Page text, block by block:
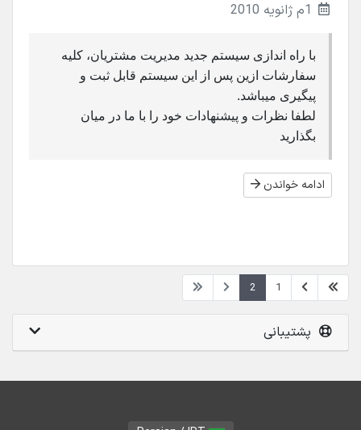
با راه اندازی سیستم جدید مدیریت مشتریان، کلیه
سفارشات ازین پس از این سیستم قابل ثبت و
پیگیری میباشد.
لطفا نظرات و پیشنهادات خود را با ما در میان
بگذارید
ادامه خواندن
1
2
پشتیبانی